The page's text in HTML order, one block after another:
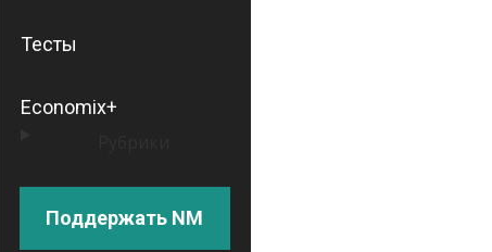
Тесты
Economix+
Поддержать NM